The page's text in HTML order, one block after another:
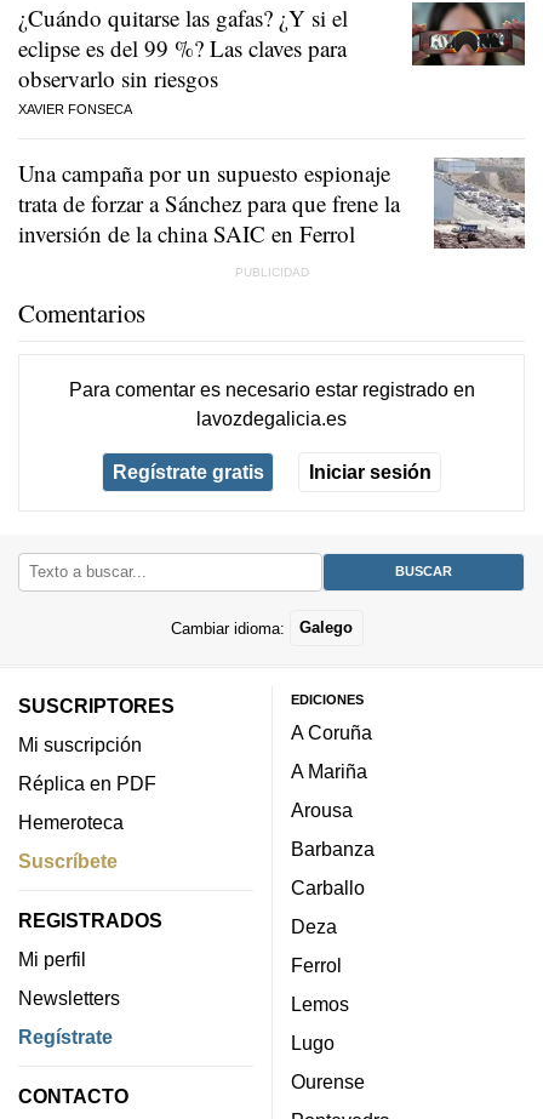
¿Cuándo quitarse las gafas? ¿Y si el
eclipse es del 99 %? Las claves para
observarlo sin riesgos
XAVIER FONSECA
Una campaña por un supuesto espionaje
trata de forzar a Sánchez para que frene la
inversión de la china SAIC en Ferrol
Comentarios
Para comentar es necesario estar registradoen
lavozdegalicia.es
Regístrate gratis Iniciar sesión
Cambiar idioma: Galego
SUSCRIPTORES
Mi suscripción
Réplica en PDF
Hemeroteca
Suscríbete
REGISTRADOS
Mi perfil
Newsletters
Regístrate
CONTACTO
EDICIONES
A Coruña
A Mariña
Arousa
Barbanza
Carballo
Deza
Ferrol
Lemos
Lugo
Ourense